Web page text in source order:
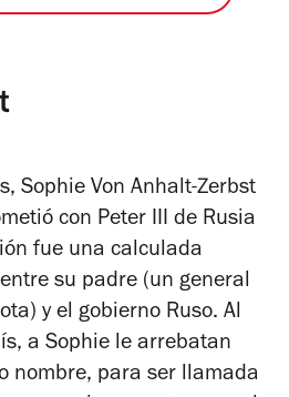
Sophie Von Anhalt-Zerbst
con Peter III de Rusia
fue una calculada
su padre (un general
y el gobierno Ruso. Al
a Sophie le arrebatan
nombre, para ser llamada